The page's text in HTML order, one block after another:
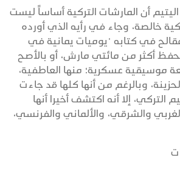
أن المارشات التركية أساساً ليست
خالصة، وجاء في رأيه الذي أورده
في كتابه "يوميات يمانية في
أكثر من مائتي مارش، أو بالأصح
موسيقية عسكرية؛ منها العاطفية،
وبالرغم من أنها كلها قد جاءت
التركي، إلا أنه اكتشف أخيرا أنها
والشرقي، والألماني والفرنسي،